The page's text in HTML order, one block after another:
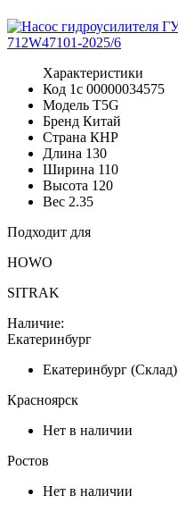
Характеристики
Код 1с 00000034575
Модель T5G
Бренд Китай
Страна КНР
Длина 130
Ширина 110
Высота 120
Вес 2.35
Подходит для
HOWO
SITRAK
Наличие:
Екатеринбург
Екатеринбург (Склад)
Красноярск
Нет в наличии
Ростов
Нет в наличии